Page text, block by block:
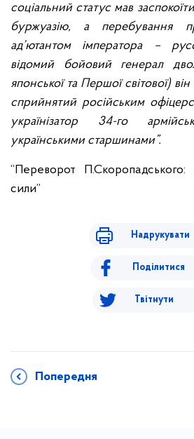
соціальний статус мав
буржуазію, а перебування
ад’ютантом імператора –
відомий бойовий генерал
японської та Першої світової)
сприйнятий російським
українізатор 34-го
українськими старшинами”.
“Переворот
сили”
Надрукувати
Поділитися
Твітнути
Попередня